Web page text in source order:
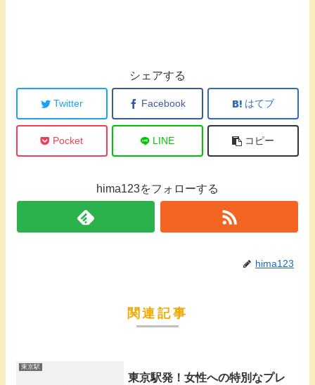
シェアする
Twitter Facebook はてブ
Pocket LINE コピー
hima123をフォローする
hima123
関連記事
東京駅
東京駅発！女性への特別なプレ